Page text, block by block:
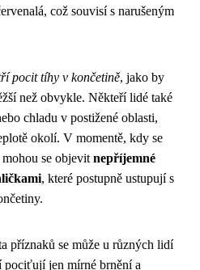
což souvisí s narušeným
pocit tíhy v končetině, jako by
než obvykle. Někteří lidé také
chladu v postižené oblasti,
okolí. V momentě, kdy se
se objevit nepříjemné
, které postupně ustupují s
příznaků se může u různých lidí
pociťují jen mírné brnění a